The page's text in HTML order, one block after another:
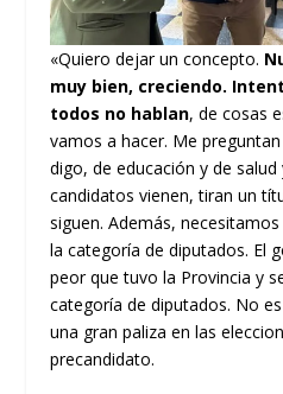
«Quiero dejar un concepto.
muy bien, creciendo.
todos no hablan, de cosas
vamos a hacer. Me
digo, de educación y de
candidatos vienen, tiran un
siguen. Además,
la categoría de diputados. El
peor que tuvo la Provincia y
categoría de diputados. No
una gran paliza en las
precandidato.